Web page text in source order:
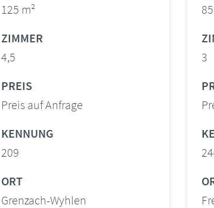
125 m²
ZIMMER
4,5
PREIS
Preis auf Anfrage
KENNUNG
209
ORT
Grenzach-Wyhlen
3